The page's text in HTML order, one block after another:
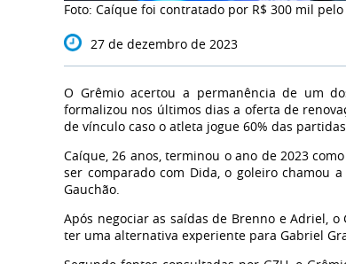
Foto: Caíque foi contratado por R$ 300 mil
27 de dezembro de 2023
O Grêmio acertou a permanência de um
formalizou nos últimos dias a oferta de
de vínculo caso o atleta jogue 60% das
Caíque, 26 anos, terminou o ano de 2023
ser comparado com Dida, o goleiro chamou
Gauchão.
Após negociar as saídas de Brenno e Adriel,
ter uma alternativa experiente para Gabriel